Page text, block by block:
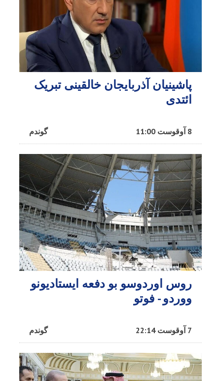
پاشینیان آذربایجان خالقینی تبریک
ائتدی
گوندم 8 آوقوست 11:00
روس اوردوسو بو دفعه ایستادیونو
ووردو - فوتو
گوندم 7 آوقوست 22:14